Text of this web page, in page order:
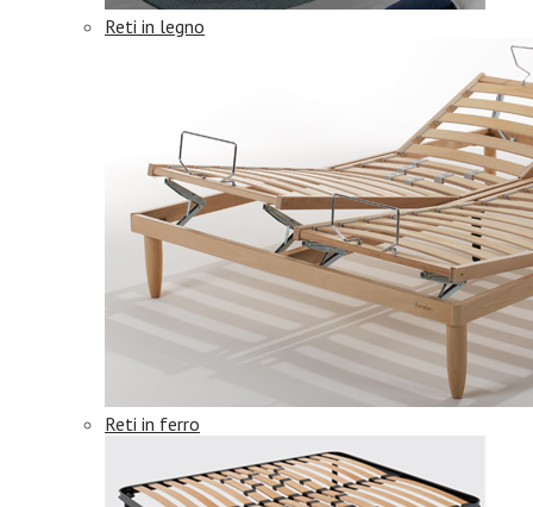
Reti in legno
Reti in ferro